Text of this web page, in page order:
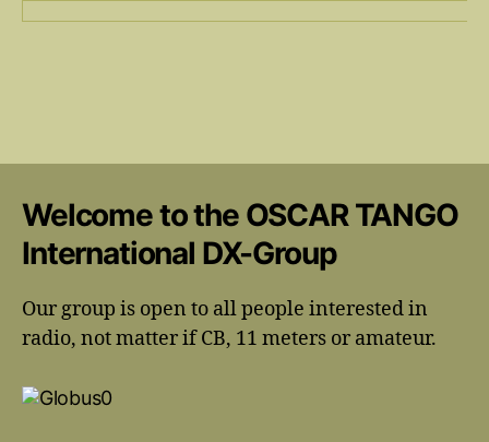
Welcome to the OSCAR TANGO
International DX-Group
Our group is open to all people interested in
radio, not matter if CB, 11 meters or amateur.